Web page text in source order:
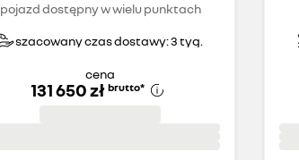
pojazd dostępny w wielu punktach
szacowany czas dostawy: 3 tyg.
cena
131 650 zł brutto*